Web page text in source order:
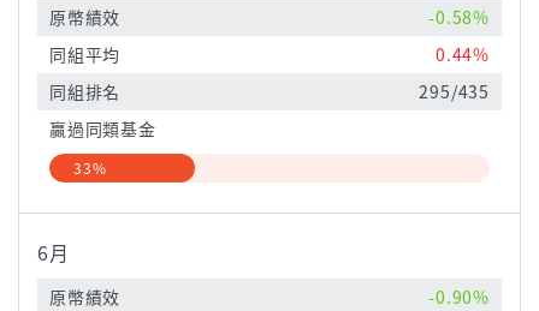
原幣績效
-0.58%
同組平均
0.44%
同組排名
295/435
贏過同類基金
33%
6月
原幣績效
-0.90%